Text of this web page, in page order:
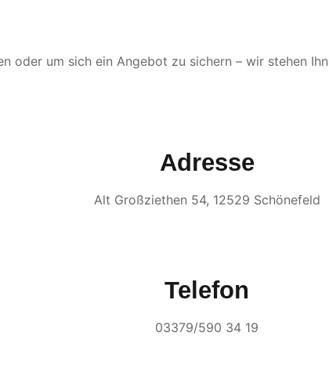
oder um sich ein Angebot zu sichern – wir stehen
Adresse
Alt Großziethen 54, 12529 Schönefeld
Telefon
03379/590 34 19